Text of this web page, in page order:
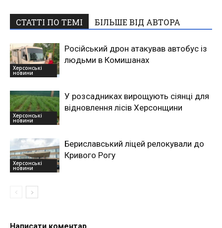
СТАТТІ ПО ТЕМІ БІЛЬШЕ ВІД АВТОРА
Херсонські
новини
Російський дрон атакував автобус із
людьми в Комишанах
Херсонські
новини
У розсадниках вирощують сіянці для
відновлення лісів Херсонщини
Херсонські
новини
Бериславський ліцей релокували до
Кривого Рогу